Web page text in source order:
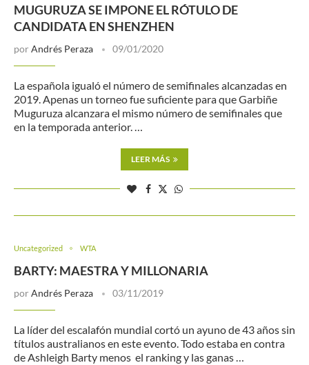
MUGURUZA SE IMPONE EL RÓTULO DE
CANDIDATA EN SHENZHEN
por Andrés Peraza 09/01/2020
La española igualó el número de semifinales alcanzadas en
2019. Apenas un torneo fue suficiente para que Garbiñe
Muguruza alcanzara el mismo número de semifinales que
en la temporada anterior. …
LEER MÁS
Uncategorized WTA
BARTY: MAESTRA Y MILLONARIA
por Andrés Peraza 03/11/2019
La líder del escalafón mundial cortó un ayuno de 43 años sin
títulos australianos en este evento. Todo estaba en contra
de Ashleigh Barty menos el ranking y las ganas …